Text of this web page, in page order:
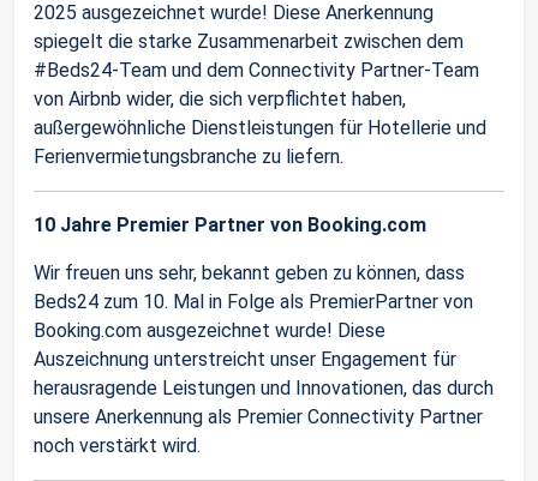
2025 ausgezeichnet wurde! Diese Anerkennung
spiegelt die starke Zusammenarbeit zwischen dem
#Beds24-Team und dem Connectivity Partner-Team
von Airbnb wider, die sich verpflichtet haben,
außergewöhnliche Dienstleistungen für Hotellerie und
Ferienvermietungsbranche zu liefern.
10 Jahre Premier Partner von Booking.com
Wir freuen uns sehr, bekannt geben zu können, dass
Beds24 zum 10. Mal in Folge als PremierPartner von
Booking.com ausgezeichnet wurde! Diese
Auszeichnung unterstreicht unser Engagement für
herausragende Leistungen und Innovationen, das durch
unsere Anerkennung als Premier Connectivity Partner
noch verstärkt wird.